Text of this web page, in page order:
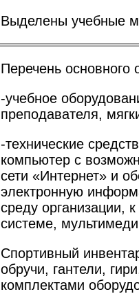
Выделены учебные
Перечень основного
-учебное
преподавателя,
-технические
компьютер с
сети «Интернет» и
электронную
среду организации,
системе,
Спортивный
обручи, гантели,
комплектами